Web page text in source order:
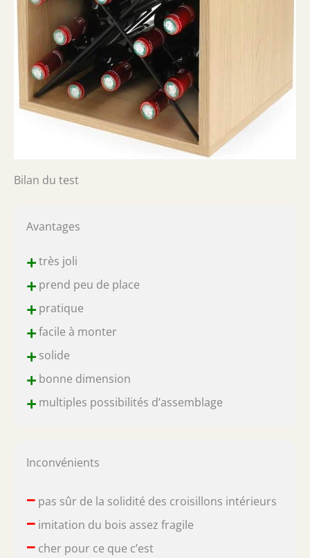
Bilan du test
Avantages
+très joli
+prend peu de place
+pratique
+facile à monter
+solide
+bonne dimension
+multiples possibilités d’assemblage
Inconvénients
–pas sûr de la solidité des croisillons intérieurs
–imitation du bois assez fragile
–cher pour ce que c’est